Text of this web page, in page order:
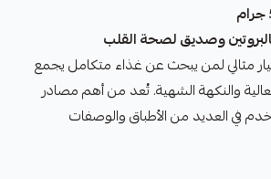
وصديق لصحة القلب
مثالي لمن يبحث عن غذاء متكامل يجمع
والنكهة الشهية. تُعد من أهم مصادر
في العديد من الأطباق والوصفات